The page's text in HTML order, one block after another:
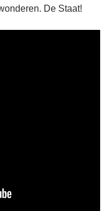
De Staat!